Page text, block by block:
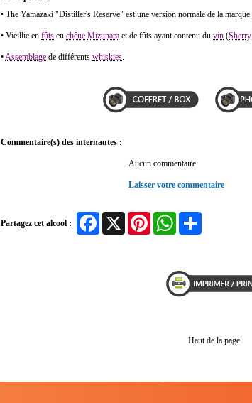
• The Yamazaki "Distiller's Reserve" est une version normale de la marque.
• Vieillie en fûts en chêne Mizunara et de fûts ayant contenu du vin (Sherry
•Assemblage de différents whiskies.
Commentaire(s) des internautes :
Aucun commentaire
Laisser votre commentaire
Partagez cet alcool :
FacebookX Pinterest WhatsApp
Haut de la page